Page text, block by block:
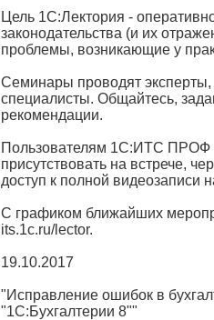
Цель 1С:Лектория -
законодательства (и их
проблемы, возникающие у
Семинары проводят
специалисты. Общайтесь,
рекомендации.
Пользователям 1С:ИТС ПРОФ
присутствовать на встрече,
доступ к полной видеозаписи
С графиком ближайших
its.1c.ru/lector.
19.10.2017
"Исправление ошибок в
"1С:Бухгалтерии 8""